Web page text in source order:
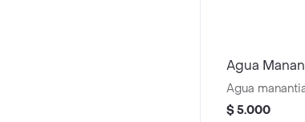
Agua
Agua
$ 5.000